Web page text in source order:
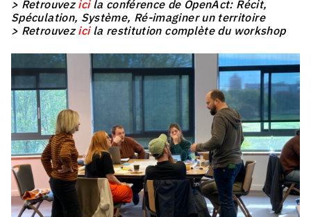
> Retrouvezicila conférence de OpenAct: Récit,
Spéculation, Système, Ré-imaginer un territoire
> Retrouvezicila restitution complète du workshop